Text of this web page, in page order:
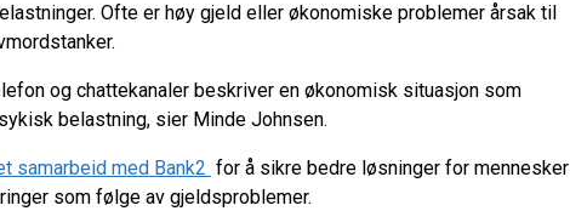
Ofte er høy gjeld eller økonomiske problemer årsak til
og chattekanaler beskriver en økonomisk situasjon som
belastning, sier Minde Johnsen.
samarbeid med Bank2 for å sikre bedre løsninger for mennesker
som følge av gjeldsproblemer.